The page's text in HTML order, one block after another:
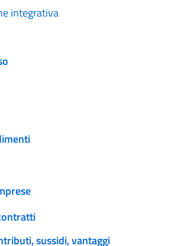
integrativa
sussidi, vantaggi